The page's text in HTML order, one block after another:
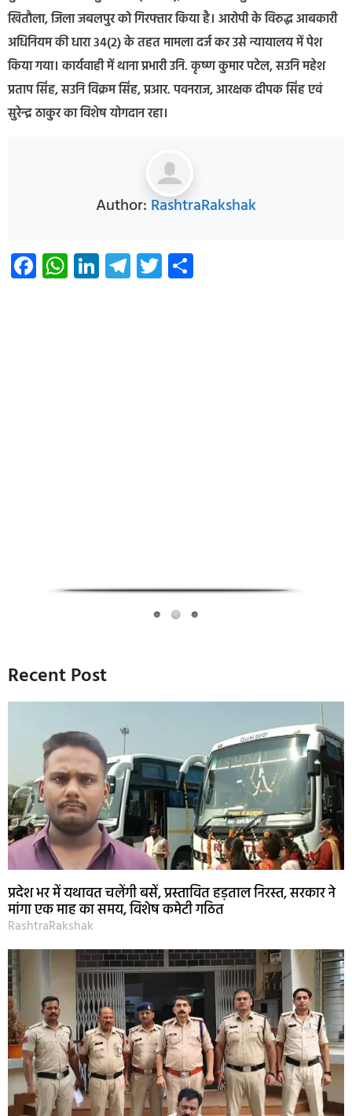
खितौला, जिला जबलपुर को गिरफ्तार किया है। आरोपी के विरुद्ध आबकारी
अधिनियम की धारा 34(2) के तहत मामला दर्ज कर उसे न्यायालय में पेश
किया गया। कार्यवाही में थाना प्रभारी उनि. कृष्ण कुमार पटेल, सउनि महेश
प्रताप सिंह, सउनि विक्रम सिंह, प्रआर. पवनराज, आरक्षक दीपक सिंह एवं
सुरेन्द्र ठाकुर का विशेष योगदान रहा।
Author: RashtraRakshak
Facebook
WhatsApp
LinkedIn
Telegram
Twitter
Recent Post
प्रदेश भर में यथावत चलेंगी बसें, प्रस्तावित हड़ताल निरस्त, सरकार ने
मांगा एक माह का समय, विशेष कमेटी गठित
RashtraRakshak